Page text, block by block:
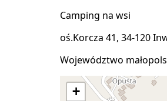
Camping na wsi
oś.Korcza 41, 34-120
Województwo
+